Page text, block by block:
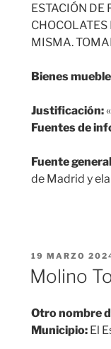
ESTACIÓN DE
MISMA.
Bienes
Justificación:
Fuentes de
Fuente
de Madrid y
PUBLICADO
19 MARZO
Molino
Otro nombre
Municipio: El